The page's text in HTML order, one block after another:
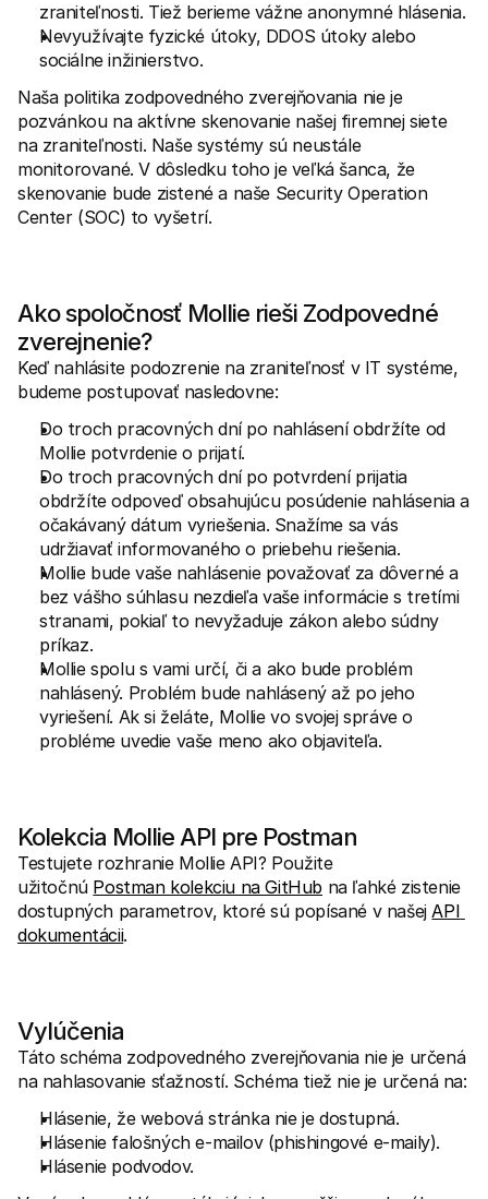
zraniteľnosti. Tiež berieme vážne anonymné hlásenia.
Nevyužívajte fyzické útoky, DDOS útoky alebo
sociálne inžinierstvo.
Naša politika zodpovedného zverejňovania nie je
pozvánkou na aktívne skenovanie našej firemnej siete
na zraniteľnosti. Naše systémy sú neustále
monitorované. V dôsledku toho je veľká šanca, že
skenovanie bude zistené a naše Security Operation
Center (SOC) to vyšetrí.
Ako spoločnosť Mollie rieši Zodpovedné
zverejnenie?
Keď nahlásite podozrenie na zraniteľnosť v IT systéme,
budeme postupovať nasledovne:
Do troch pracovných dní po nahlásení obdržíte od
Mollie potvrdenie o prijatí.
Do troch pracovných dní po potvrdení prijatia
obdržíte odpoveď obsahujúcu posúdenie nahlásenia a
očakávaný dátum vyriešenia. Snažíme sa vás
udržiavať informovaného o priebehu riešenia.
Mollie bude vaše nahlásenie považovať za dôverné a
bez vášho súhlasu nezdieľa vaše informácie s tretími
stranami, pokiaľ to nevyžaduje zákon alebo súdny
príkaz.
Mollie spolu s vami určí, či a ako bude problém
nahlásený. Problém bude nahlásený až po jeho
vyriešení. Ak si želáte, Mollie vo svojej správe o
probléme uvedie vaše meno ako objaviteľa.
Kolekcia Mollie API pre Postman
Testujete rozhranie Mollie API? Použite
užitočnú Postman kolekciu na GitHub na ľahké zistenie
dostupných parametrov, ktoré sú popísané v našej API
dokumentácii.
Vylúčenia
Táto schéma zodpovedného zverejňovania nie je určená
na nahlasovanie sťažností. Schéma tiež nie je určená na:
Hlásenie, že webová stránka nie je dostupná.
Hlásenie falošných e-mailov (phishingové e-maily).
Hlásenie podvodov.